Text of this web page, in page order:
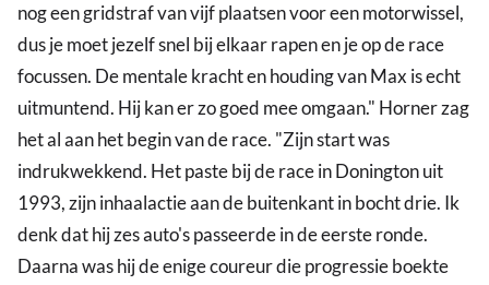
nog een gridstraf van vijf plaatsen voor een motorwissel,
dus je moet jezelf snel bij elkaar rapen en je op de race
focussen. De mentale kracht en houding van Max is echt
uitmuntend. Hij kan er zo goed mee omgaan." Horner zag
het al aan het begin van de race. "Zijn start was
indrukwekkend. Het paste bij de race in Donington uit
1993, zijn inhaalactie aan de buitenkant in bocht drie. Ik
denk dat hij zes auto's passeerde in de eerste ronde.
Daarna was hij de enige coureur die progressie boekte